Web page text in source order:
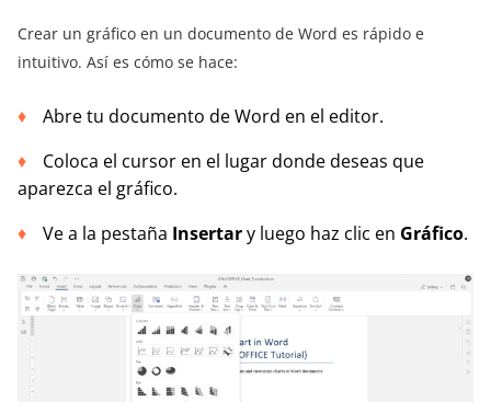
Crear un gráfico en un documento de Word es rápido e
intuitivo. Así es cómo se hace:
Abre tu documento de Word en el editor.
Coloca el cursor en el lugar donde deseas que
aparezca el gráfico.
Ve a la pestaña Insertary luego haz clic en Gráfico.